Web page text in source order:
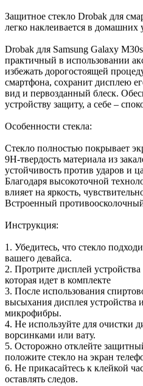
Защитное стекло Drobak для
легко наклеивается в домашних
Drobak для Samsung Galaxy
практичный в использовании
избежать дорогостоящей
смартфона, сохранит дисплею
вид и первозданный блеск.
устройству защиту, а себе –
Особенности стекла:
Стекло полностью покрывает
9H-твердость материала из
устойчивость против ударов и
Благодаря высокоточной
влияет на яркость,
Встроенный
Инструкция:
1. Убедитесь, что стекло
вашего девайса.
2. Протрите дисплей
которая идет в комплекте
3. После использования
высыхания дисплея устройства
микрофибры.
4. Не используйте для очистки
ворсинками или вату.
5. Осторожно отклейте
положите стекло на экран
6. Не прикасайтесь к клейкой
оставлять следов.